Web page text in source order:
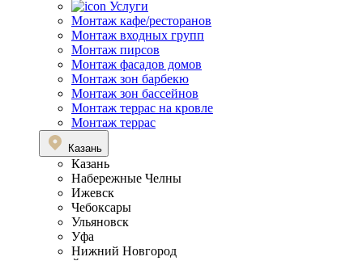
Услуги
Монтаж кафе/ресторанов
Монтаж входных групп
Монтаж пирсов
Монтаж фасадов домов
Монтаж зон барбекю
Монтаж зон бассейнов
Монтаж террас на кровле
Монтаж террас
Казань
Казань
Набережные Челны
Ижевск
Чебоксары
Ульяновск
Уфа
Нижний Новгород